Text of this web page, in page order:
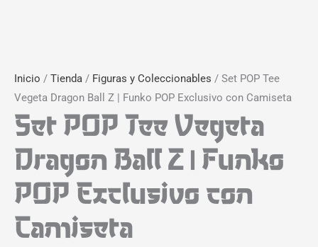
Inicio / Tienda / Figuras y Coleccionables / Set POP Tee
Vegeta Dragon Ball Z | Funko POP Exclusivo con Camiseta
Set POP Tee Vegeta
Dragon Ball Z | Funko
POP Exclusivo con
Camiseta